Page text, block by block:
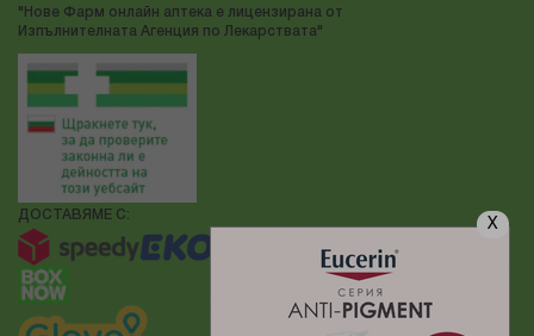
X
"Нове Фарм онлайн аптека е лицензирана от
Изпълнителната Агенция по Лекарствата"
ДОСТАВЯМЕ С: